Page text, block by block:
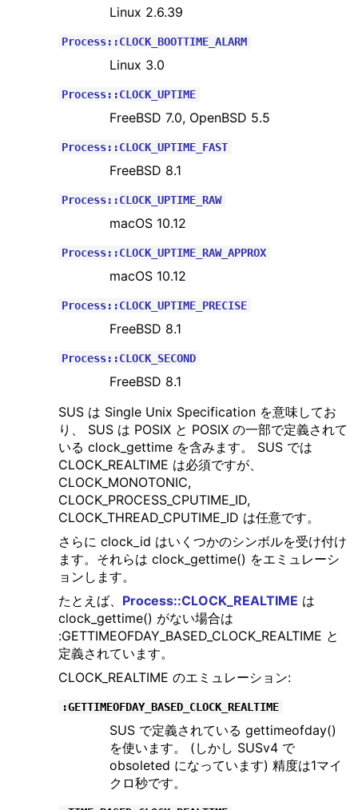
Linux 2.6.39
Process::CLOCK_BOOTTIME_ALARM
Linux 3.0
Process::CLOCK_UPTIME
FreeBSD 7.0, OpenBSD 5.5
Process::CLOCK_UPTIME_FAST
FreeBSD 8.1
Process::CLOCK_UPTIME_RAW
macOS 10.12
Process::CLOCK_UPTIME_RAW_APPROX
macOS 10.12
Process::CLOCK_UPTIME_PRECISE
FreeBSD 8.1
Process::CLOCK_SECOND
FreeBSD 8.1
SUS は Single Unix Specification を意味してお
り、 SUS は POSIX と POSIX の一部で定義されて
いる clock_gettime を含みます。 SUS では
CLOCK_REALTIME は必須ですが、
CLOCK_MONOTONIC,
CLOCK_PROCESS_CPUTIME_ID,
CLOCK_THREAD_CPUTIME_ID は任意です。
さらに clock_id はいくつかのシンボルを受け付け
ます。それらは clock_gettime() をエミュレーシ
ョンします。
たとえば、 Process::CLOCK_REALTIME は
clock_gettime() がない場合は
:GETTIMEOFDAY_BASED_CLOCK_REALTIME と
定義されています。
CLOCK_REALTIME のエミュレーション:
:GETTIMEOFDAY_BASED_CLOCK_REALTIME
SUS で定義されている gettimeofday()
を使います。 (しかし SUSv4 で
obsoleted になっています) 精度は1マイ
クロ秒です。